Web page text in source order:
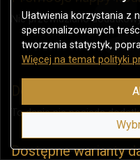
Nie przewidziano
Dostępne dodatki
To danie nie posiada
Dostępne warianty
Ułatwienia korzystania z
spersonalizowanych
tworzenia statystyk,
Więcej na temat polityki